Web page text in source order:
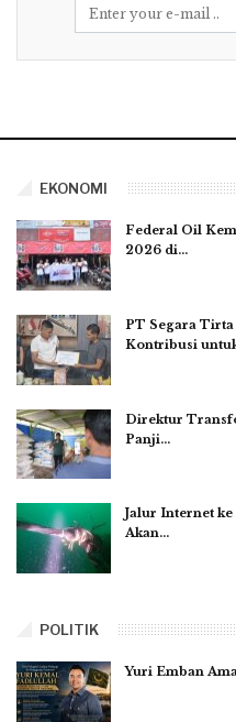
EKONOMI
Federal Oil
2026 di…
PT Segara
Kontribusi
Direktur
Panji…
Jalur Internet
Akan…
POLITIK
Yuri Emban